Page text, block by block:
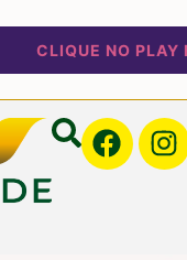
CLIQUE NO PLAY E